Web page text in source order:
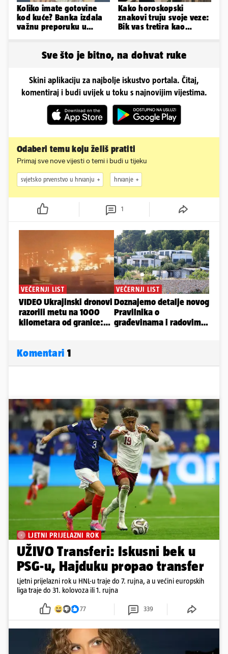
Koliko imate gotovine
kod kuće? Banka izdala
važnu preporuku u
Kako horoskopski
znakovi truju svoje veze:
Bik vas tretira kao
Sve što je bitno, na dohvat ruke
Skini aplikaciju za najbolje iskustvo portala. Čitaj,
komentiraj i budi uvijek u toku s najnovijim vijestima.
Odaberi temu koju želiš pratiti
Primaj sve nove vijesti o temi i budi u tijeku
svjetsko prvenstvo u hrvanju hrvanje
1
Komentari 1
LJETNI PRIJELAZNI ROK
UŽIVO Transferi: Iskusni bek u
PSG-u, Hajduku propao transfer
Ljetni prijelazni rok u HNL-u traje do 7. rujna, a u većini europskih
liga traje do 31. kolovoza ili 1. rujna
77 339